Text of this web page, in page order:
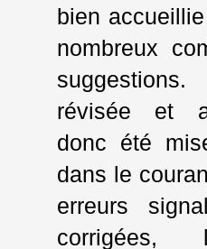
bien
nombreux
révisée et
donc été
dans le
erreurs
corrigées,